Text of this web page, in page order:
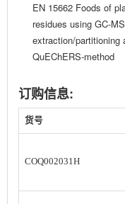
EN 15662 Foods of
residues using GC-
extraction/partitioning
QuEChERS-method
订购信息:
货号
COQ002031H